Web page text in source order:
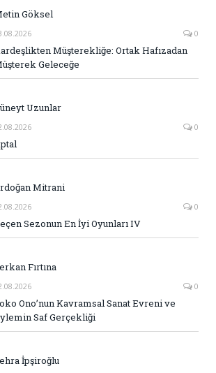
Göksel
0
Müşterekliğe: Ortak Hafızadan
Geleceğe
Uzunlar
0
Mitrani
0
Sezonun En İyi Oyunları IV
Fırtına
0
Ono’nun Kavramsal Sanat Evreni ve
Saf Gerçekliği
İpşiroğlu